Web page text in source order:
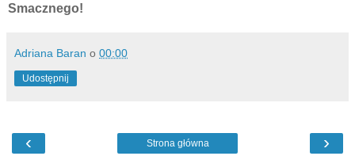
Smacznego!
Adriana Baran o 00:00
Udostępnij
‹ ›
Strona główna